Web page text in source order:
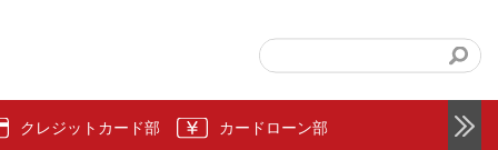
クレジットカード部 カードローン部